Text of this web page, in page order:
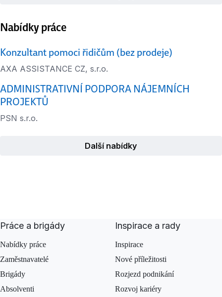
Nabídky práce
Konzultant pomoci řidičům (bez prodeje)
AXA ASSISTANCE CZ, s.r.o.
ADMINISTRATIVNÍ PODPORA NÁJEMNÍCH
PROJEKTŮ
PSN s.r.o.
Další nabídky
Práce a brigády
Nabídky práce
Zaměstnavatelé
Brigády
Absolventi
Inspirace a rady
Inspirace
Nové příležitosti
Rozjezd podnikání
Rozvoj kariéry